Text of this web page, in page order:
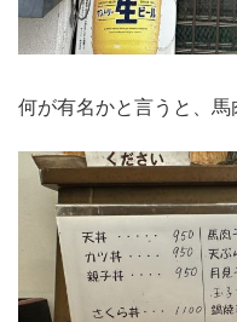
何が有名かと言うと、馬